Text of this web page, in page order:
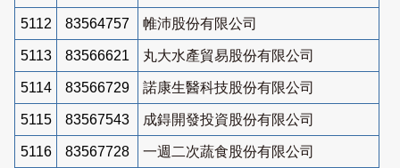
5112 83564757 帷沛股份有限公司
5113 83566621 丸大水產貿易股份有限公司
5114 83566729 諾康生醫科技股份有限公司
5115 83567543 成鍀開發投資股份有限公司
5116 83567728 一週二次蔬食股份有限公司